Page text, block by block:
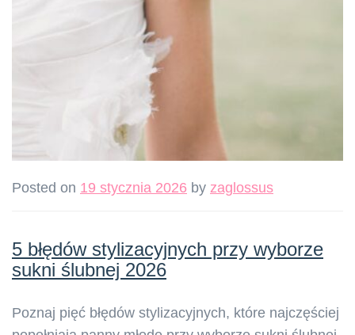
Posted on 19 stycznia 2026 by zaglossus
5 błędów stylizacyjnych przy wyborze
sukni ślubnej 2026
Poznaj pięć błędów stylizacyjnych, które najczęściej